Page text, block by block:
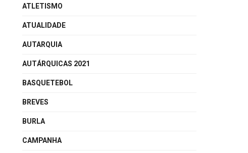
ATLETISMO
ATUALIDADE
AUTARQUIA
AUTÁRQUICAS 2021
BASQUETEBOL
BREVES
BURLA
CAMPANHA